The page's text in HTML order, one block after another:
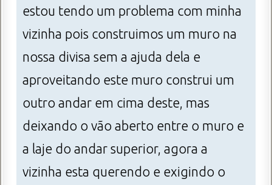
estou tendo um problema com minha
vizinha pois construimos um muro na
nossa divisa sem a ajuda dela e
aproveitando este muro construi um
outro andar em cima deste, mas
deixando o vão aberto entre o muro e
a laje do andar superior, agora a
vizinha esta querendo e exigindo o